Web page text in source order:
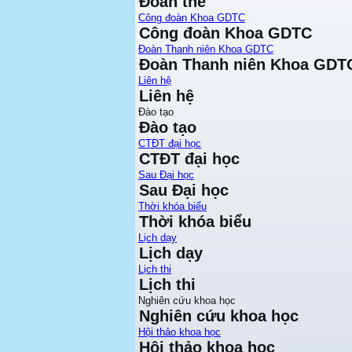
Công đoàn Khoa GDTC
Công đoàn Khoa GDTC
Đoàn Thanh niên Khoa GDTC
Đoàn Thanh niên Khoa
Liên hệ
Liên hệ
Đào tạo
Đào tạo
CTĐT đại học
CTĐT đại học
Sau Đại học
Sau Đại học
Thời khóa biểu
Thời khóa biểu
Lịch dạy
Lịch dạy
Lịch thi
Lịch thi
Nghiên cứu khoa học
Nghiên cứu khoa học
Hội thảo khoa học
Hội thảo khoa học